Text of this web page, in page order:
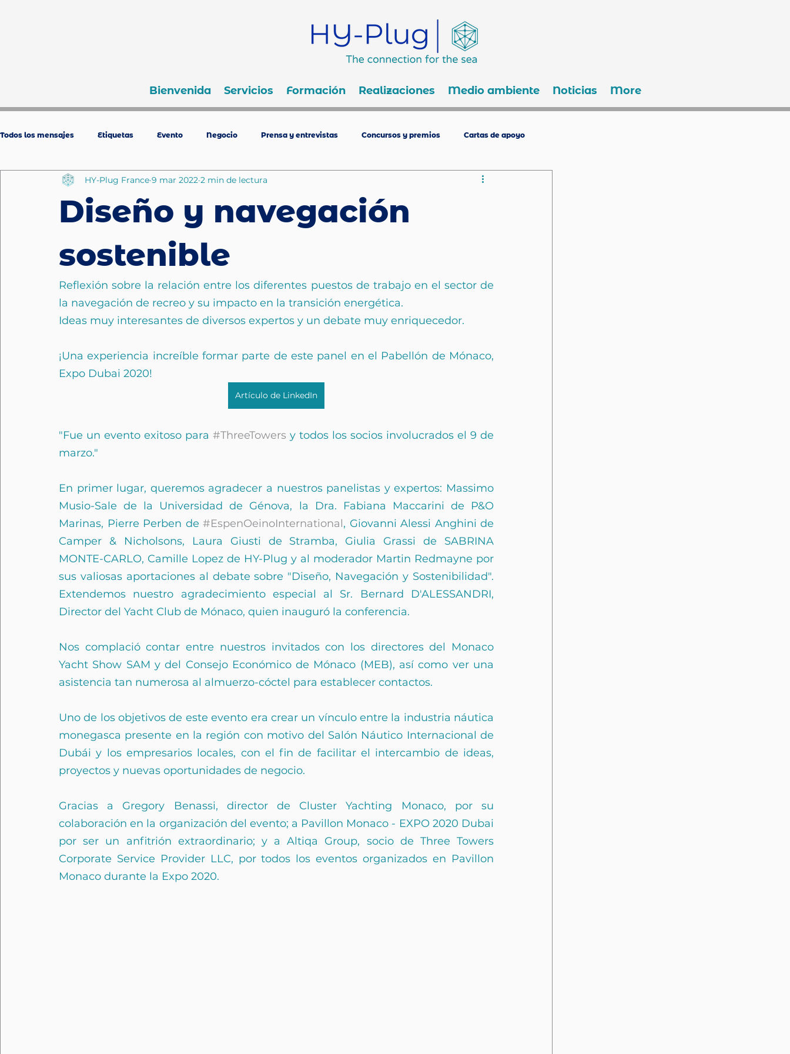
Bienvenida Servicios Formación Realizaciones Medio ambiente Noticias More
Todos los mensajes Etiquetas Evento Negocio Prensa y entrevistas Concursos y premios Cartas de apoyo
Diseño y navegación
sostenible
HY-Plug France 9 mar 2022 2 min de lectura
Reflexión sobre la relación entre los diferentes puestos de trabajo en el sector de
la navegación de recreo y su impacto en la transición energética.
Ideas muy interesantes de diversos expertos y un debate muy enriquecedor.
¡Una experiencia increíble formar parte de este panel en el Pabellón de Mónaco,
Expo Dubai 2020!
Artículo de LinkedIn
"Fue un evento exitoso para #ThreeTowers y todos los socios involucrados el 9 de
marzo."
En primer lugar, queremos agradecer a nuestros panelistas y expertos: Massimo
Musio-Sale de la Universidad de Génova, la Dra. Fabiana Maccarini de P&O
Marinas, Pierre Perben de #EspenOeinoInternational, Giovanni Alessi Anghini de
Camper & Nicholsons, Laura Giusti de Stramba, Giulia Grassi de SABRINA
MONTE-CARLO, Camille Lopez de HY-Plug y al moderador Martin Redmayne por
sus valiosas aportaciones al debate sobre "Diseño, Navegación y Sostenibilidad".
Extendemos nuestro agradecimiento especial al Sr. Bernard D'ALESSANDRI,
Director del Yacht Club de Mónaco, quien inauguró la conferencia.
Nos complació contar entre nuestros invitados con los directores del Monaco
Yacht Show SAM y del Consejo Económico de Mónaco (MEB), así como ver una
asistencia tan numerosa al almuerzo-cóctel para establecer contactos.
Uno de los objetivos de este evento era crear un vínculo entre la industria náutica
monegasca presente en la región con motivo del Salón Náutico Internacional de
Dubái y los empresarios locales, con el fin de facilitar el intercambio de ideas,
proyectos y nuevas oportunidades de negocio.
Gracias a Gregory Benassi, director de Cluster Yachting Monaco, por su
colaboración en la organización del evento; a Pavillon Monaco - EXPO 2020 Dubai
por ser un anfitrión extraordinario; y a Altiqa Group, socio de Three Towers
Corporate Service Provider LLC, por todos los eventos organizados en Pavillon
Monaco durante la Expo 2020.